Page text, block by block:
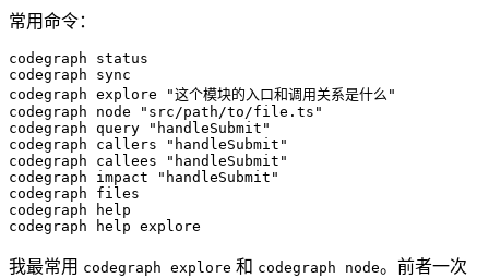
常用命令：
codegraph status
codegraph sync
codegraph explore "这个模块的入口和调用关系是什么"
codegraph node "src/path/to/file.ts"
codegraph query "handleSubmit"
codegraph callers "handleSubmit"
codegraph callees "handleSubmit"
codegraph impact "handleSubmit"
codegraph files
codegraph help
codegraph help explore
我最常用 codegraph explore 和 codegraph node。前者一次